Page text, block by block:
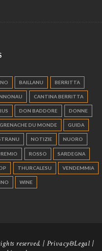
BAILLANU BERRITTA
CANTINA BERRITTA
DON BADDORE DONNE
GRENACHE DU MONDE GUIDA
NOTIZIE NUORO
ROSSO SARDEGNA
THURCALESU VENDEMMIA
WINE
reserved. | Privacy&Legal |